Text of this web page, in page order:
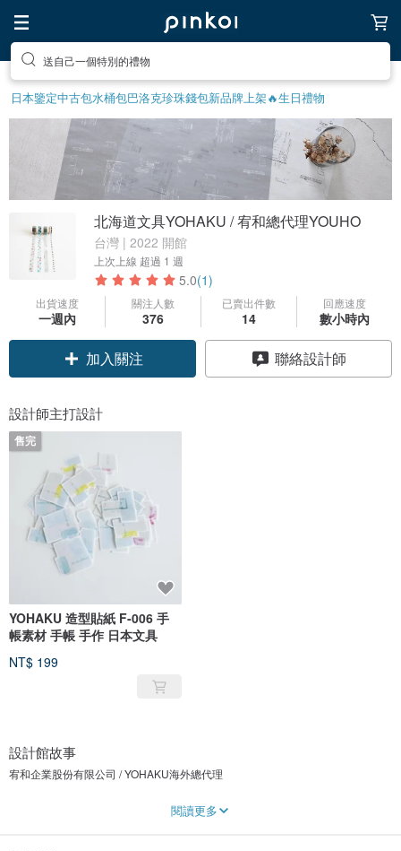
送自己一個特別的禮物
日本鑒定中古包水桶包巴洛克珍珠錢包新品牌上架🔥生日禮物
北海道文具YOHAKU / 宥和總代理YOUHO
台灣 | 2022 開館
上次上線 超過 1 週
5.0(1)
出貨速度
一週內
關注人數
376
已賣出件數
14
回應速度
數小時內
領優惠券
加入關注
聯絡設計師
設計師主打設計
售完
YOHAKU 造型貼紙 F-006 手
帳素材 手帳 手作 日本文具
NT$ 199
設計館故事
宥和企業股份有限公司 / YOHAKU海外總代理
閱讀更多